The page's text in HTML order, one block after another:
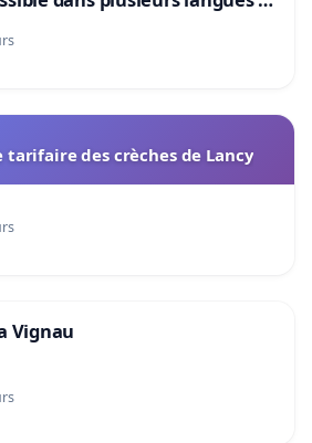
tarifaire des crèches de Lancy
Vignau